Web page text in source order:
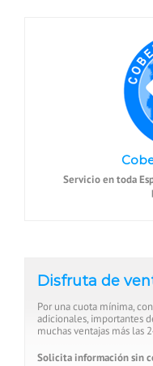
Servicio en toda
Disfruta de
Por una cuota mínima,
adicionales, importantes
muchas ventajas más las
Solicita información sin